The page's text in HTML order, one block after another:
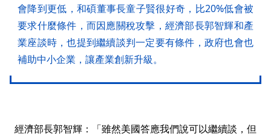
會降到更低，和碩董事長童子賢很好奇，比20%低會被
要求什麼條件，而因應關稅攻擊，經濟部長郭智輝和產
業座談時，也提到繼續談判一定要有條件，政府也會也
補助中小企業，讓產業創新升級。
經濟部長郭智輝：「雖然美國答應我們說可以繼續談，但